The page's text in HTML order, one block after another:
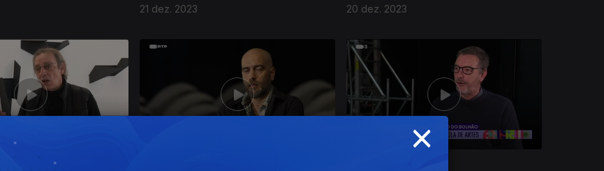
21 dez. 2023 20 dez. 2023
×